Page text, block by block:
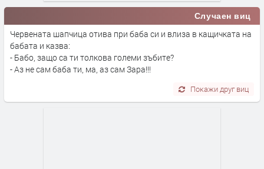
Случаен виц
Червената шапчица отива при баба си и влиза в кащичката на
бабата и казва:
- Бабо, защо са ти толкова големи зъбите?
- Аз не сам баба ти, ма, аз сам Зара!!!
Покажи друг виц